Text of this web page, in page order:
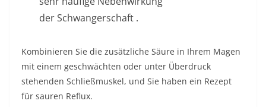
der Schwangerschaft .
Kombinieren Sie die zusätzliche Säure in Ihrem Magen
mit einem geschwächten oder unter Überdruck
stehenden Schließmuskel, und Sie haben ein Rezept
für sauren Reflux.